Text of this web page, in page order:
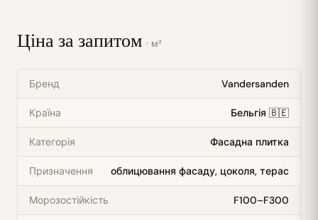
Ціна за запитом · м²
Бренд Vandersanden
Країна Бельгія 🇧🇪
Категорія Фасадна плитка
Призначення облицювання фасаду, цоколя, терас
Морозостійкість F100–F300